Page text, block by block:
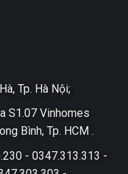
Tp. Hà Nội;
S1.07 Vinhomes
Bình, Tp. HCM .
- 0347.313.313 -